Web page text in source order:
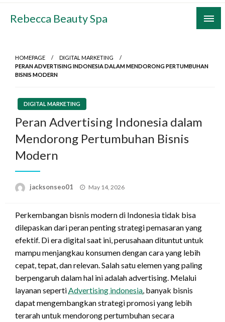
Skip
Rebecca Beauty Spa
HOMEPAGE
DIGITAL MARKETING
PERAN ADVERTISING INDONESIA DALAM MENDORONG PERTUMBUHAN
BISNIS MODERN
DIGITAL MARKETING
Peran Advertising Indonesia dalam
Mendorong Pertumbuhan Bisnis
Modern
jacksonseo01
Posted
May 14, 2026
Perkembangan bisnis modern di Indonesia tidak bisa
dilepaskan dari peran penting strategi pemasaran yang
efektif. Di era digital saat ini, perusahaan dituntut untuk
mampu menjangkau konsumen dengan cara yang lebih
cepat, tepat, dan relevan. Salah satu elemen yang paling
berpengaruh dalam hal ini adalah advertising. Melalui
layanan seperti Advertising indonesia , banyak bisnis
dapat mengembangkan strategi promosi yang lebih
terarah untuk mendorong pertumbuhan secara